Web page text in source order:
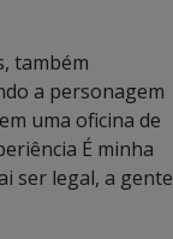
também
a personagem
uma oficina de
É minha
ser legal, a gente